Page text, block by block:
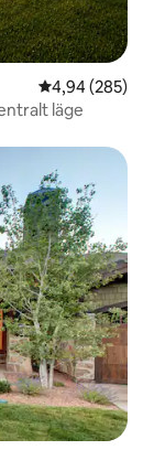
4,94 av 5 i
4,94 (285)
läge